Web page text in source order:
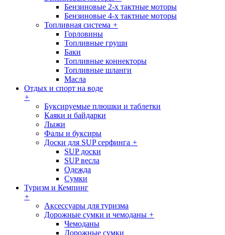
Бензиновые 2-х тактные моторы
Бензиновые 4-х тактные моторы
Топливная система +
Горловины
Топливные груши
Баки
Топливные коннекторы
Топливные шланги
Масла
Отдых и спорт на воде
+
Буксируемые плюшки и таблетки
Каяки и байдарки
Лыжи
Фалы и буксиры
Доски для SUP серфинга +
SUP доски
SUP весла
Одежда
Сумки
Туризм и Кемпинг
+
Аксессуары для туризма
Дорожные сумки и чемоданы +
Чемоданы
Дорожные сумки